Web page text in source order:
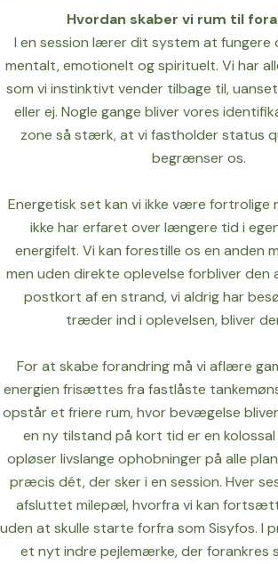
Hvordan skaber vi rum til
I en session lærer dit system at fungere
mentalt, emotionelt og spirituelt. Vi har
som vi instinktivt vender tilbage til,
eller ej. Nogle gange bliver vores
zone så stærk, at vi fastholder status
begrænser os.
Energetisk set kan vi ikke være fortrolige
ikke har erfaret over længere tid i
energifelt. Vi kan forestille os en anden
men uden direkte oplevelse forbliver
postkort af en strand, vi aldrig har
træder ind i oplevelsen, bliver
For at skabe forandring må vi aflære
energien frisættes fra fastlåste
opstår et friere rum, hvor bevægelse
en ny tilstand på kort tid er en
opløser livslange ophobninger på alle
præcis dét, der sker i en session. Hver
afsluttet milepæl, hvorfra vi kan
uden at skulle starte forfra som Sisyfos. I
et nyt indre pejlemærke, der forankres